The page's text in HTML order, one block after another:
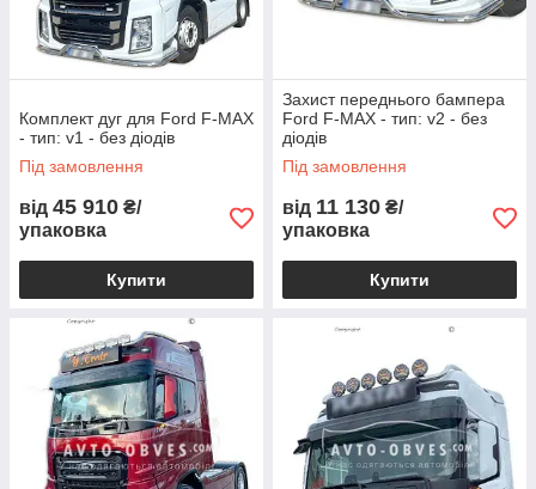
Комплект дуг для Ford F-MAX
- тип: v1 - без діодів
Під замовлення
від 45 910 ₴/
упаковка
Купити
Захист переднього бампера
Ford F-MAX - тип: v2 - без
діодів
Під замовлення
від 11 130 ₴/
упаковка
Купити